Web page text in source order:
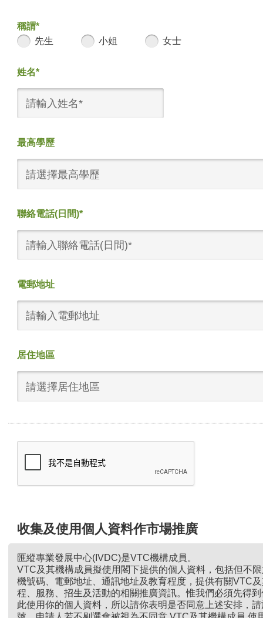
稱謂*
先生
小姐 女士
姓名*
最高學歷
請選擇最高學歷
聯絡電話(日間)*
電郵地址
居住地區
請選擇居住地區
收集及使用個人資料作市場推廣
匯縱專業發展中心(IVDC)是VTC機構成員。
VTC及其機構成員擬使用閣下提供的個人資料，包括但不
機號碼、電郵地址、通訊地址及教育程度，提供有關VTC
程、服務、招生及活動的相關推廣資訊。惟我們必須先得
此使用你的個人資料，所以請你表明是否同意上述安排，